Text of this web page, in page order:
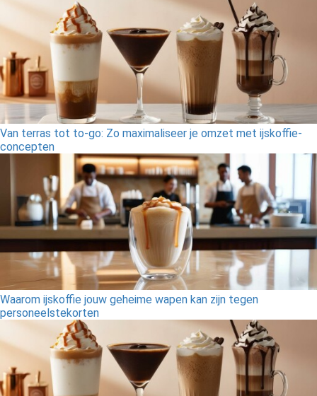
Van terras tot to-go: Zo maximaliseer je omzet met ijskoffie-
concepten
Waarom ijskoffie jouw geheime wapen kan zijn tegen
personeelstekorten